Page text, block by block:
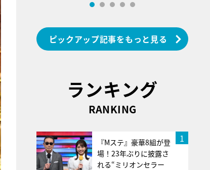
ピックアップ記事をもっと見る
ランキング
RANKING
1
『Mステ』豪華8組が登
場！23年ぶりに披露さ
れる“ミリオンセラー